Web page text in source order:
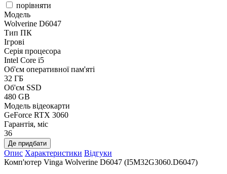
порівняти
Модель
Wolverine D6047
Тип ПК
Ігрові
Серія процесора
Intel Core i5
Об'єм оперативної пам'яті
32 ГБ
Об'єм SSD
480 GB
Модель відеокарти
GeForce RTX 3060
Гарантія, міс
36
Де придбати
Опис Характеристики Відгуки
Комп'ютер Vinga Wolverine D6047 (I5M32G3060.D6047)